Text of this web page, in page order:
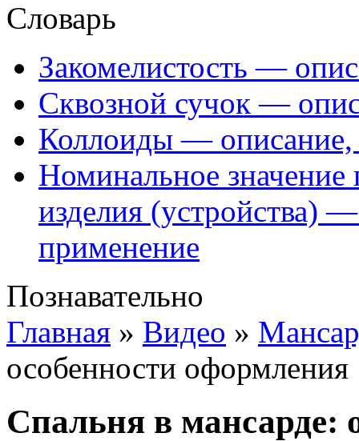
Словарь
Закомелистость —
Сквозной сучок —
Коллоиды — описание,
Номинальное значение
изделия (устройства)
применение
Познавательно
Главная » Видео »
особенности оформления
Спальня в мансарде: